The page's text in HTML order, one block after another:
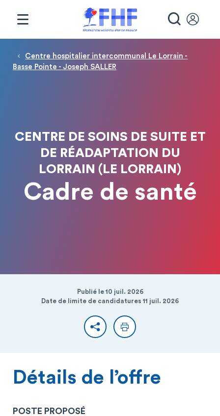
Fil d'Ariane
Centre hospitalier intercommunal Le Lorrain -
Basse Pointe - Joseph SALLER
CENTRE DE SOINS DE SUITE ET
DE RÉADAPTATION DU
LORRAIN (LE LORRAIN)
Cadre de santé
Publié le 10 juil. 2026
Date de limite de candidatures 11 juil. 2026
PartagerImprimer
Détails de l’offre
POSTE PROPOSÉ
Panneau de gestion des cookies